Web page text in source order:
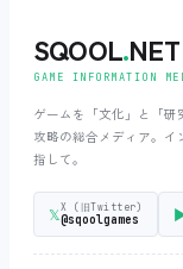
SQOOL.NET
GAME INFORMATION
ゲームを「文化」と「研
攻略の総合メディア。イ
指して。
𝕏 X (旧Twitter)
@sqoolgames